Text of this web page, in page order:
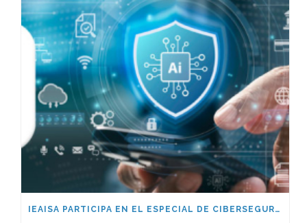
IEAISA PARTICIPA EN EL ESPECIAL DE CIBERSEGURIDAD EN LA ERA DE LA IA DE ESADE